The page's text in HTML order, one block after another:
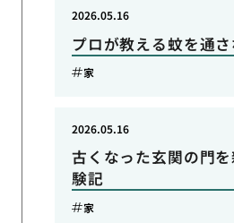
プロが教える蚊を通
2026.05.16
家
古くなった玄関の門
験記
2026.05.16
家